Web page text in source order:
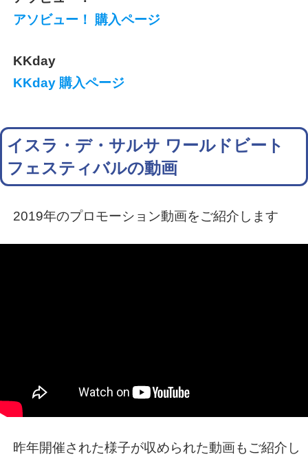
アソビュー！ 購入ページ
KKday
KKday 購入ページ
イスラ・デ・サルサ ワールドビート
フェスティバルの動画
2019年のプロモーション動画をご紹介します
昨年開催された様子が収められた動画もご紹介し